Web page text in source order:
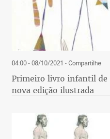
04:00 - 08/10/2021 - Compartilhe
Primeiro livro infantil de
nova edição ilustrada